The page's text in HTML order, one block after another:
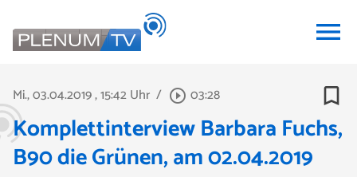
menu
Mi., 03.04.2019, 15:42 Uhr / play_circle_outline 03:28 bookmark_border
Komplettinterview Barbara Fuchs,
B90 die Grünen, am 02.04.2019